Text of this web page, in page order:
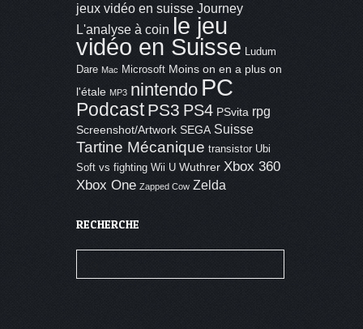
jeux vidéo en suisse Journey
L'analyse à coin le jeu
vidéo en Suisse
Ludum
Dare Mac Microsoft Moins on en a plus on
l'étale MP3 nintendo PC
Podcast PS3 PS4 PSvita rpg
Screenshot/Artwork SEGA Suisse
Tartine Mécanique transistor Ubi
Soft vs fighting Wii U Wuthrer Xbox 360
Xbox One Zapped Cow Zelda
RECHERCHE